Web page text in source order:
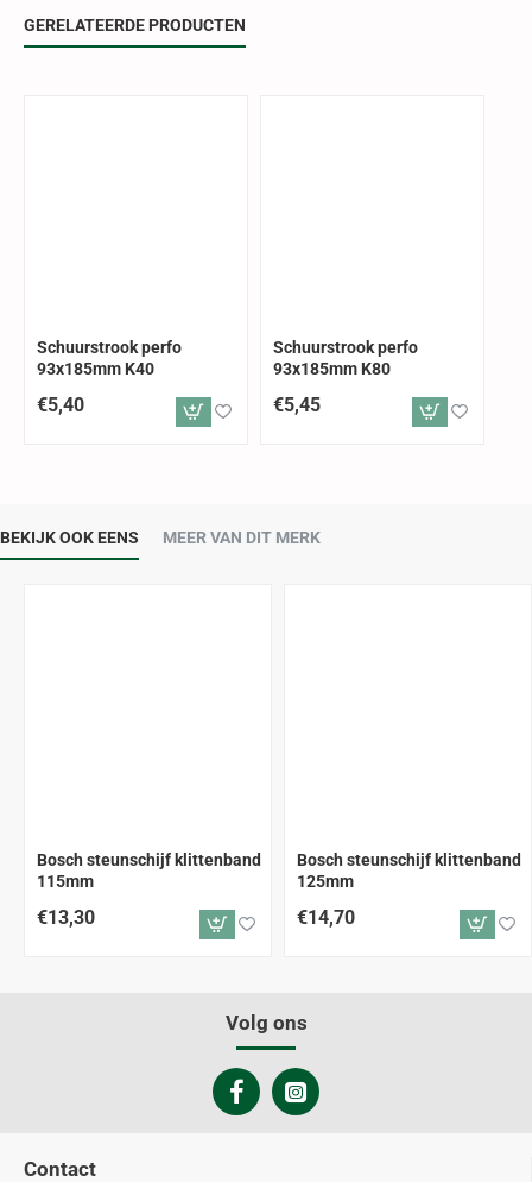
GERELATEERDE PRODUCTEN
Schuurstrook perfo
93x185mm K40
€5,40
Schuurstrook perfo
93x185mm K80
€5,45
BEKIJK OOK EENS MEER VAN DIT MERK
Bosch steunschijf klittenband
115mm
€13,30
Bosch steunschijf klittenband
125mm
€14,70
Volg ons
Contact